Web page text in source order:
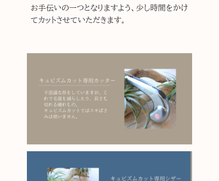
お手伝いの一つとなりますよう、少し時間をかけ
てカットさせていただきます。